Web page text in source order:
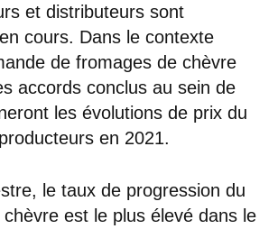
et distributeurs sont
cours. Dans le contexte
de fromages de chèvre
accords conclus au sein de
les évolutions de prix du
en 2021.
le taux de progression du
est le plus élevé dans le